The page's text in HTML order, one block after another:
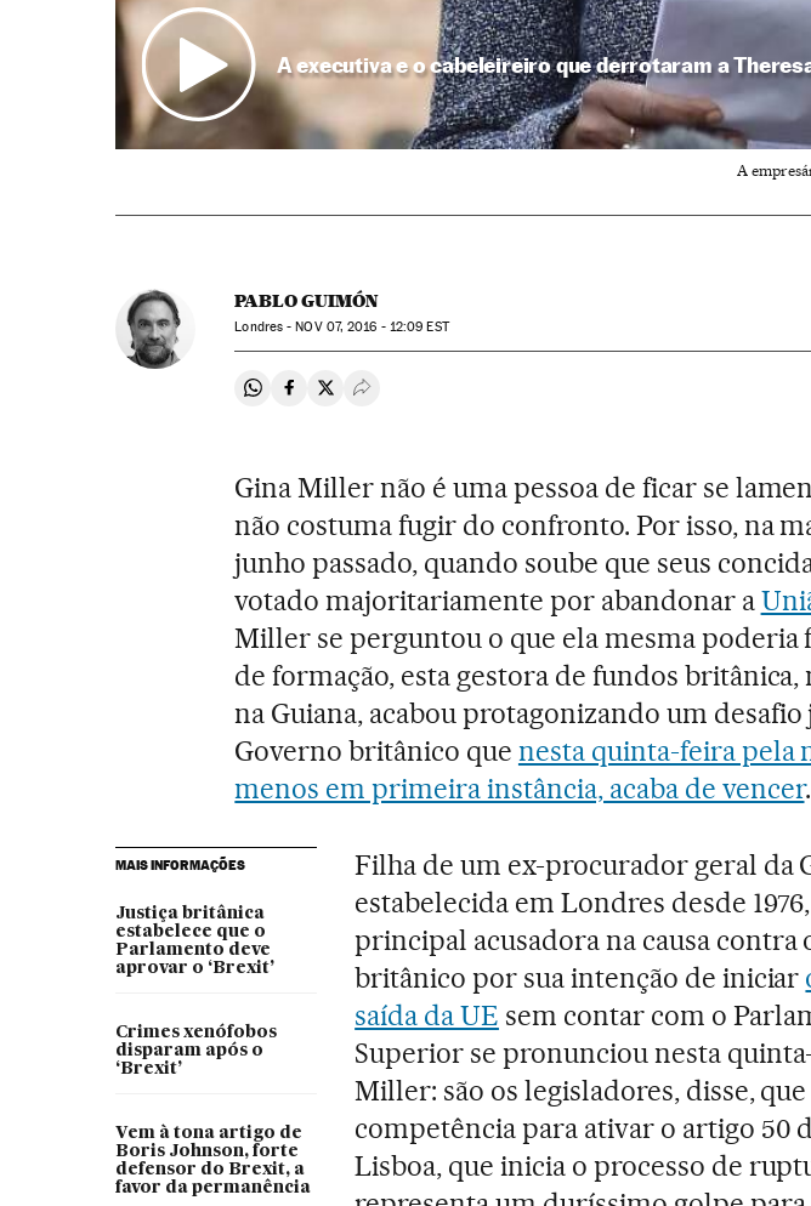
A executiva e o cabeleireiro que derrotaram a
A
PABLO GUIMÓN
Londres -NOV07, 2016 - 12:09 EST
Compartir en Whatsapp
Compartir en Facebook
Compartir en Twitter
Desplegar Redes Sociales
Gina Miller não é uma pessoa de ficar se
não costuma fugir do confronto. Por isso, na
junho passado, quando soube que seus
votado majoritariamente por abandonar a
Miller se perguntou o que ela mesma poderia
de formação, esta gestora de fundos britânica,
na Guiana, acabou protagonizando um
Governo britânico que nesta quinta-feira pela
menos em primeira instância, acaba de vencer.
MAIS INFORMAÇÕES
Justiça britânica
estabelece que o
Parlamento deve
aprovar o ‘Brexit’
Crimes xenófobos
disparam após o
‘Brexit’
Vem à tona artigo de
Boris Johnson, forte
defensor do Brexit, a
favor da permanência
Filha de um ex-procurador geral da
estabelecida em Londres desde
principal acusadora na causa contra
britânico por sua intenção de iniciar
saída da UE sem contar com o
Superior se pronunciou nesta
Miller: são os legisladores, disse,
competência para ativar o artigo 50
Lisboa, que inicia o processo de